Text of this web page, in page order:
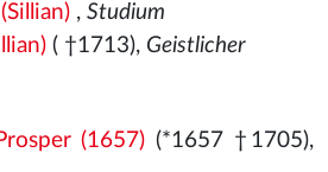
, Studium
( †1713), Geistlicher
(1657) (*1657 †1705),